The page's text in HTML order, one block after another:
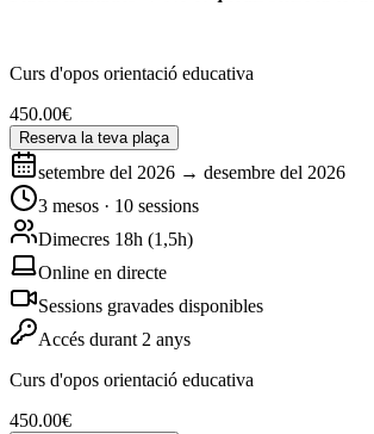
Curs d'opos orientació educativa
450.00€
Reserva la teva plaça
setembre del 2026 → desembre del 2026
3 mesos · 10 sessions
Dimecres 18h (1,5h)
Online en directe
Sessions gravades disponibles
Accés durant 2 anys
Curs d'opos orientació educativa
450.00€